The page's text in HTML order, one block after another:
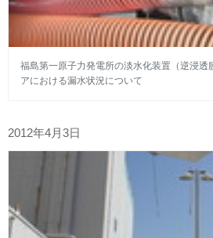
福島第一原子力発電所の淡水化装置（逆浸透
アにおける漏水状況について
2012年4月3日